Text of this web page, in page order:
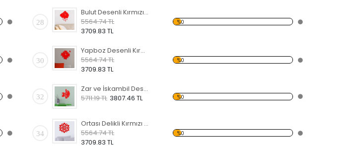
28
Bulut Desenli Kırmızı Dekoratif Duvar Saati
5564.74 TL
3709.83 TL
%0
30
Yapboz Desenli Kırmızı Dekoratif Duvar Saati
5564.74 TL
3709.83 TL
%0
32
Zar ve İskambil Desenli Kırmızı Dekoratif Duvar Saati
5711.19 TL 3807.46 TL %0
34
Ortası Delikli Kırmızı Dekoratif Duvar Saati
5564.74 TL
3709.83 TL
%0